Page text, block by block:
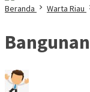
Beranda Warta Riau